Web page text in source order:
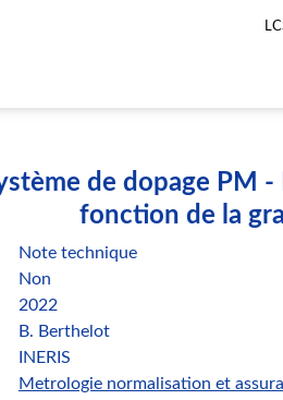
de dopage PM
fonction de la
Note technique
Non
2022
B. Berthelot
INERIS
Metrologie normalisation et